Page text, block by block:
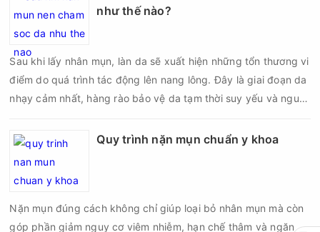
thâm hoặc sẹo khó phục hồi.
như thế nào?
Sau khi lấy nhân mụn, làn da sẽ xuất hiện những tổn thương vi
điểm do quá trình tác động lên nang lông. Đây là giai đoạn da
nhạy cảm nhất, hàng rào bảo vệ da tạm thời suy yếu và nguy
nếu chăm sóc không đúng cách. Chính vì vậy, việc chăm sóc
Quy trình nặn mụn chuẩn y khoa
Nặn mụn đúng cách không chỉ giúp loại bỏ nhân mụn mà còn
góp phần giảm nguy cơ viêm nhiễm, hạn chế thâm và ngăn